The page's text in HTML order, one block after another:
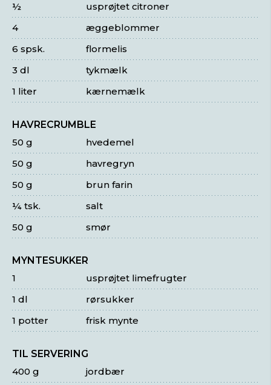
usprøjtet citroner
½
æggeblommer
4
flormelis
6 spsk.
tykmælk
3 dl
kærnemælk
1 liter
HAVRECRUMBLE
hvedemel
50 g
havregryn
50 g
brun farin
50 g
salt
¼ tsk.
smør
50 g
MYNTESUKKER
usprøjtet limefrugter
1
rørsukker
1 dl
frisk mynte
1 potter
TIL SERVERING
jordbær
400 g